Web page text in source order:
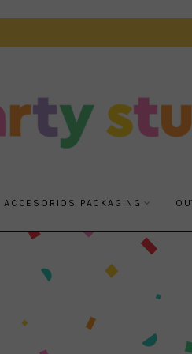
ACCESORIOS PACKAGING